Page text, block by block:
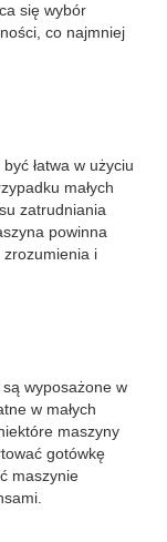
się wybór
co najmniej
łatwa w użyciu
małych
zatrudniania
powinna
zrozumienia i
wyposażone w
w małych
maszyny
gotówkę
maszynie